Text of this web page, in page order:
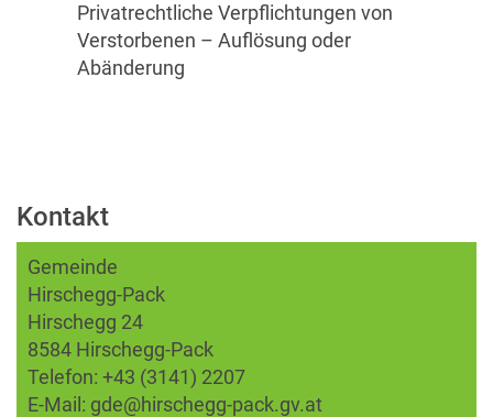
Privatrechtliche Verpflichtungen von
Verstorbenen – Auflösung oder
Abänderung
Kontakt
Gemeinde
Hirschegg-Pack
Hirschegg 24
8584 Hirschegg-Pack
Telefon: +43 (3141) 2207
E-Mail: gde@hirschegg-pack.gv.at